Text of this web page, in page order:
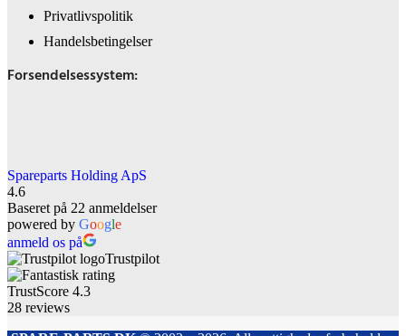
Privatlivspolitik
Handelsbetingelser
Forsendelsessystem:
Spareparts Holding ApS
4.6
Baseret på 22 anmeldelser
powered by Google
anmeld os på
Trustpilot
TrustScore 4.3
28 reviews